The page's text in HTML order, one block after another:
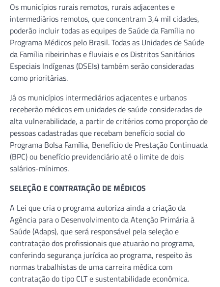
Os municípios rurais remotos, rurais adjacentes e
intermediários remotos, que concentram 3,4 mil cidades,
poderão incluir todas as equipes de Saúde da Família no
Programa Médicos pelo Brasil. Todas as Unidades de Saúde
da Família ribeirinhas e fluviais e os Distritos Sanitários
Especiais Indígenas (DSEIs) também serão consideradas
como prioritárias.
Já os municípios intermediários adjacentes e urbanos
receberão médicos em unidades de saúde consideradas de
alta vulnerabilidade, a partir de critérios como proporção de
pessoas cadastradas que recebam benefício social do
Programa Bolsa Família, Benefício de Prestação Continuada
(BPC) ou benefício previdenciário até o limite de dois
salários-mínimos.
SELEÇÃO E CONTRATAÇÃO DE MÉDICOS
A Lei que cria o programa autoriza ainda a criação da
Agência para o Desenvolvimento da Atenção Primária à
Saúde (Adaps), que será responsável pela seleção e
contratação dos profissionais que atuarão no programa,
conferindo segurança jurídica ao programa, respeito às
normas trabalhistas de uma carreira médica com
contratação do tipo CLT e sustentabilidade econômica.